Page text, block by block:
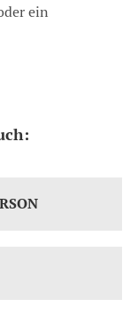
ein